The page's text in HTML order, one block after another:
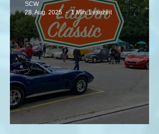
8. Lägern Classic in Würenlos
SCW
28. Aug. 2025
1 Min. Lesezeit